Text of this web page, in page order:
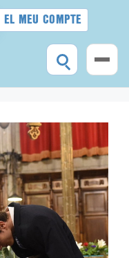
EL MEU COMPTE